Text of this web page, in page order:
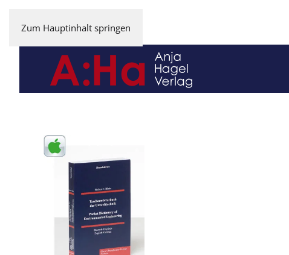
Zum Hauptinhalt springen